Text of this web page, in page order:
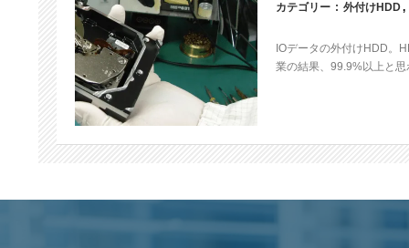
カテゴリー 外付けHDD
IOデータの外付けHDD。
業の結果、99.9%以上と